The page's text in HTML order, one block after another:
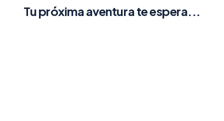
Tu próxima aventura te espera...